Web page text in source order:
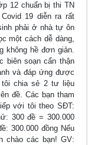
12 chuẩn bị thi TN
19 diễn ra rất
phải ở nhà tự ôn
một cách dễ dàng,
không hề đơn giản.
biên soạn cẩn thận
và đáp ứng được
chia sẻ 2 tư liệu
đề. Các bạn tham
với tôi theo SĐT:
300 đề = 300.000
300.000 đồng Nếu
chào các bạn! GV: